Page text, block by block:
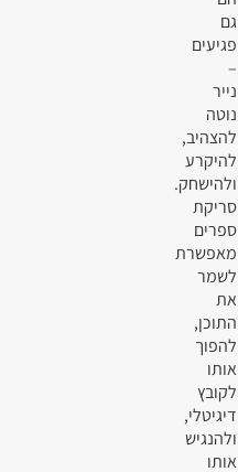
גם
פגיעים
–
נייר
נוטה
להצהיב,
להיקרע
ולהישחק.
סריקת
ספרים
מאפשרת
לשמר
את
התוכן,
להפוך
אותו
לקובץ
דיגיטלי,
ולהנגיש
אותו